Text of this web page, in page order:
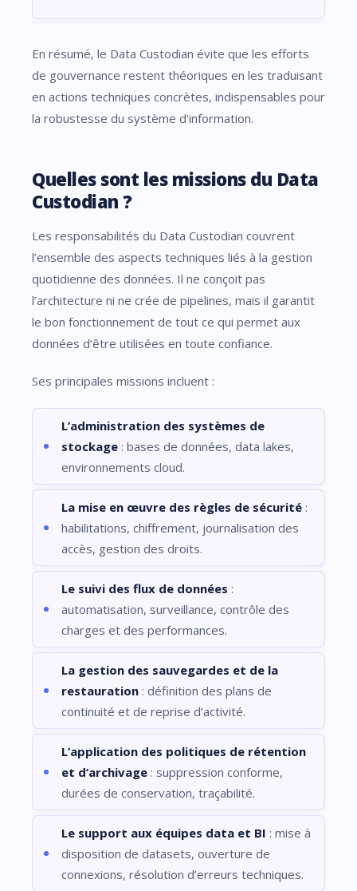
En résumé, le Data Custodian évite que les efforts
de gouvernance restent théoriques en les traduisant
en actions techniques concrètes, indispensables pour
la robustesse du système d'information.
Quelles sont les missions du Data
Custodian ?
Les responsabilités du Data Custodian couvrent
l’ensemble des aspects techniques liés à la gestion
quotidienne des données. Il ne conçoit pas
l’architecture ni ne crée de pipelines, mais il garantit
le bon fonctionnement de tout ce qui permet aux
données d’être utilisées en toute confiance.
Ses principales missions incluent :
L’administration des systèmes de
stockage : bases de données, data lakes,
environnements cloud.
La mise en œuvre des règles de sécurité :
habilitations, chiffrement, journalisation des
accès, gestion des droits.
Le suivi des flux de données :
automatisation, surveillance, contrôle des
charges et des performances.
La gestion des sauvegardes et de la
restauration : définition des plans de
continuité et de reprise d’activité.
L’application des politiques de rétention
et d’archivage : suppression conforme,
durées de conservation, traçabilité.
Le support aux équipes data et BI : mise à
disposition de datasets, ouverture de
connexions, résolution d’erreurs techniques.